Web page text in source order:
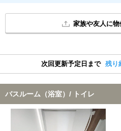
家族や友人に
次回更新予定日まで 残り
バスルーム（浴室）/ トイレ